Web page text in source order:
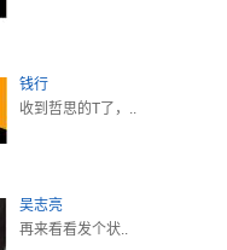
钱行
收到哲思的T了，..
吴志亮
再来看看发个状..